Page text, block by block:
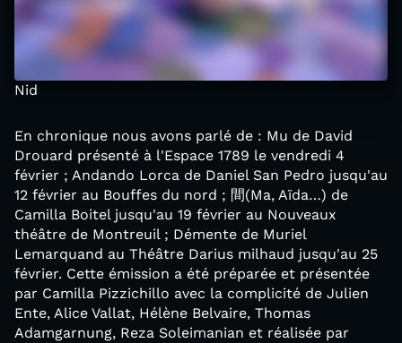
Nid
En chronique nous avons parlé de : Mu de David
Drouard présenté à l'Espace 1789 le vendredi 4
février ; Andando Lorca de Daniel San Pedro jusqu'au
12 février au Bouffes du nord ; 間(Ma, Aïda…) de
Camilla Boitel jusqu'au 19 février au Nouveaux
théâtre de Montreuil ; Démente de Muriel
Lemarquand au Théâtre Darius milhaud jusqu'au 25
février. Cette émission a été préparée et présentée
par Camilla Pizzichillo avec la complicité de Julien
Ente, Alice Vallat, Hélène Belvaire, Thomas
Adamgarnung, Reza Soleimanian et réalisée par